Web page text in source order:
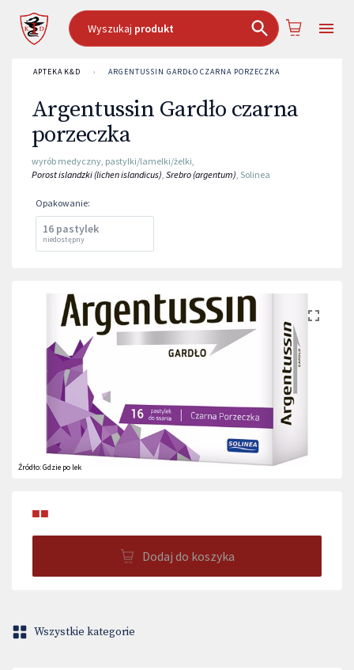
Wyszukaj produkt
APTEKA K&D › ARGENTUSSIN GARDŁO CZARNA PORZECZKA
Argentussin Gardło czarna
porzeczka
wyrób medyczny, pastylki/lamelki/żelki,
Porost islandzki (lichen islandicus), Srebro (argentum), Solinea
Opakowanie:
16 pastylek
niedostępny
Źródło:Gdzie po lek
■■
Dodaj do koszyka
Wszystkie kategorie